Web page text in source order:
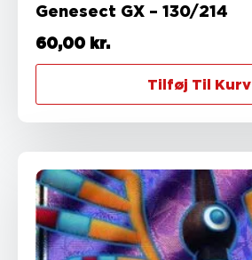
Genesect GX – 130/214
60,00 kr.
Tilføj Til Kurv